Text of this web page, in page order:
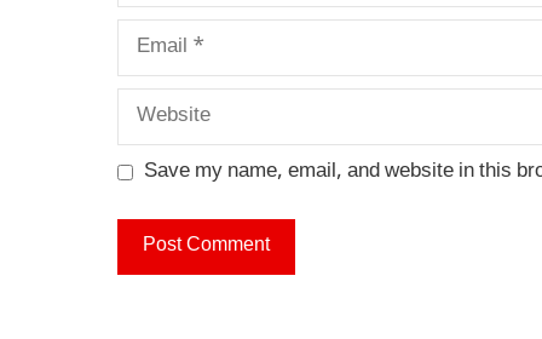
Email
Website
Save my name, email, and website in this